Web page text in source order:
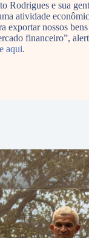
Rodrigues e sua
atividade
exportar nossos
financeiro”,
aqui.